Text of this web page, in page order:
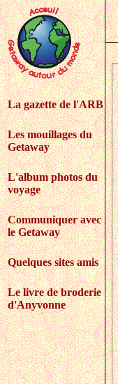
La gazette de l'ARB
Les mouillages du
Getaway
L'album photos du
voyage
Communiquer avec
le Getaway
Quelques sites amis
Le livre de broderie
d'Anyvonne